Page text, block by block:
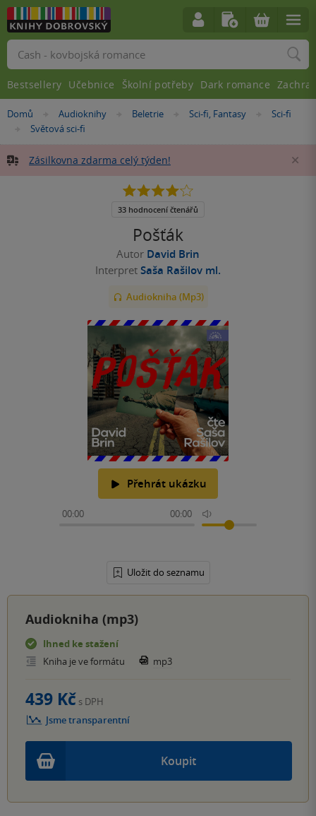
Nacházíte
Domů »Audioknihy »
Beletrie »
Sci-fi, Fantasy »
Sci-fi
»
Světová sci-fi
Zásilkovna zdarma celý týden!
Pošťák
Autor David Brin
Interpret Saša Rašilov ml.
Audiokniha (Mp3)
Přehrát ukázku
00:00 00:00
Uložit do seznamu
4.1
5
33 hodnocení čtenářů
Audiokniha (mp3)
Ihned ke stažení
Kniha je ve formátu
mp3
Koupit
439 Kč s DPH
Jsme transparentní
Vyhledávání
Bestsellery Učebnice Školní potřeby Dark romance